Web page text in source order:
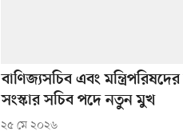
বাণিজ্যসচিব এবং
সংস্কার সচিব পদে নতুন মুখ
২৫ মে ২০২৬